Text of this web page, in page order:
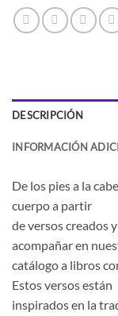
DESCRIPCIÓN
INFORMACIÓN
De los pies a la
cuerpo a partir
de versos creados
acompañar en
catálogo a libros
Estos versos están
inspirados en la